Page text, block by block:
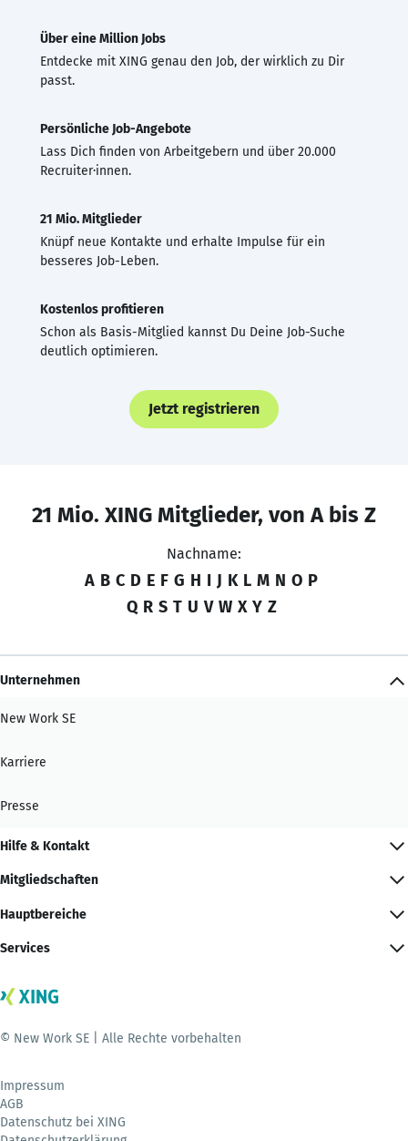
Über eine Million Jobs
Entdecke mit XING genau den Job, der wirklich zu Dir
passt.
Persönliche Job-Angebote
Lass Dich finden von Arbeitgebern und über 20.000
Recruiter·innen.
21 Mio. Mitglieder
Knüpf neue Kontakte und erhalte Impulse für ein
besseres Job-Leben.
Kostenlos profitieren
Schon als Basis-Mitglied kannst Du Deine Job-Suche
deutlich optimieren.
Jetzt registrieren
21 Mio. XING Mitglieder, von A bis Z
Nachname:
A B C D E F G H I J K L M N O P
Q R S T U V W X Y Z
Unternehmen
New Work SE
Karriere
Presse
Hilfe & Kontakt
Mitgliedschaften
Hauptbereiche
Services
© New Work SE | Alle Rechte vorbehalten
Impressum
AGB
Datenschutz bei XING